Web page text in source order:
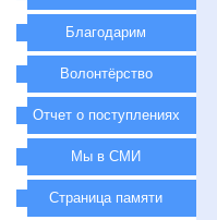
Благодарим
Волонтёрство
Отчет о поступлениях
Мы в СМИ
Страница памяти